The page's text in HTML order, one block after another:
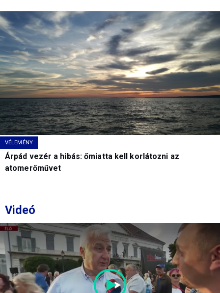
VÉLEMÉNY
Árpád vezér a hibás: őmiatta kell korlátozni az
atomerőművet
Videó